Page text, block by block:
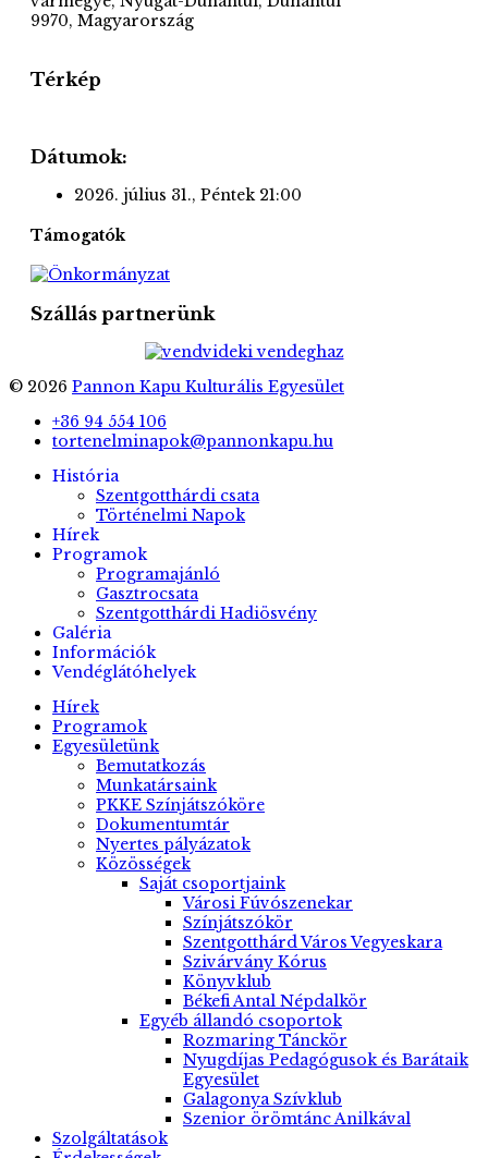
9970, Magyarország
Térkép
Dátumok:
2026. július 31., Péntek 21:00
Támogatók
Szállás partnerünk
© 2026 Pannon Kapu Kulturális Egyesület
+36 94 554 106
tortenelminapok@pannonkapu.hu
História
Szentgotthárdi csata
Történelmi Napok
Hírek
Programok
Programajánló
Gasztrocsata
Szentgotthárdi Hadiösvény
Galéria
Információk
Vendéglátóhelyek
Hírek
Programok
Egyesületünk
Bemutatkozás
Munkatársaink
PKKE Színjátszóköre
Dokumentumtár
Nyertes pályázatok
Közösségek
Saját csoportjaink
Városi Fúvószenekar
Színjátszókör
Szentgotthárd Város Vegyeskara
Szivárvány Kórus
Könyvklub
Békefi Antal Népdalkör
Egyéb állandó csoportok
Rozmaring Tánckör
Nyugdíjas Pedagógusok és Barátaik
Egyesület
Galagonya Szívklub
Szenior örömtánc Anilkával
Szolgáltatások